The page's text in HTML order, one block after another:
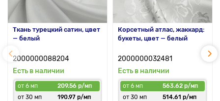
Ткань турецкий сатин, цвет
— белый
2000000088204
Есть в наличии
от 6 мп
209.56 р/мп
от 30 мп
190.97 р/мп
Корсетный атлас, жаккард:
букеты, цвет — белый
2000000032481
Есть в наличии
от 6 мп
563.62 р/мп
от 30 мп
514.61 р/мп